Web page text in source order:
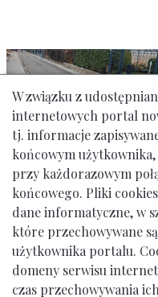
Urząd Miasta Nowy
W związku z
internetowych portal
tj. informacje
końcowym
przy każdorazowym
końcowego. Pliki
dane informatyczne, w
które przechowywane
użytkownika portalu.
domeny serwisu
czas przechowywania